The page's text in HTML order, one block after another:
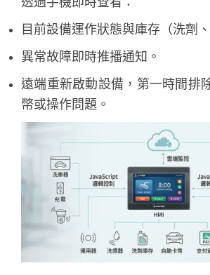
目前設備運作狀態與庫存（洗劑
異常故障即時推播通知。
遠端重新啟動設備，第一時間排
幣或操作問題。